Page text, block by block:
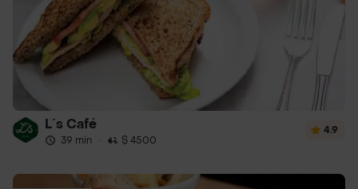
L´s Café
39 min · $ 4500
4.9